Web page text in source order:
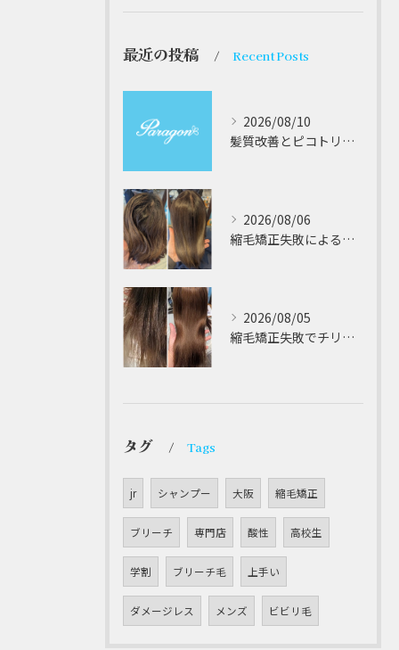
最近の投稿 Recent Posts
2026/08/10
髪質改善とピコトリートメントでキレイな髪のツヤを叶える最新メソッド
2026/08/06
縮毛矯正失敗によるチリチリやジリジリ髪のビビり直し専門が解説する本当に効く修復策
2026/08/05
縮毛矯正失敗でチリチリジリジリの髪をビビり直し専門が丁寧に修復する方法解説
タグ Tags
jr シャンプー 大阪 縮毛矯正
ブリーチ 専門店 酸性 高校生
学割 ブリーチ毛 上手い
ダメージレス メンズ ビビリ毛